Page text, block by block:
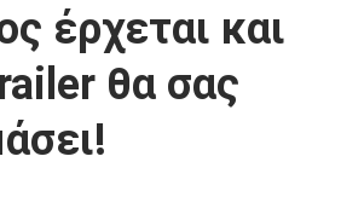
έρχεται και
θα σας